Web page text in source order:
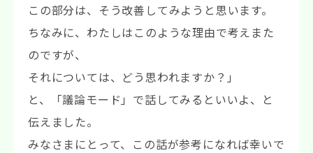
この部分は、そう改善してみようと思います。
ちなみに、わたしはこのような理由で考えまた
のですが、
それについては、どう思われますか？」
と、「議論モード」で話してみるといいよ、と
伝えました。
みなさまにとって、この話が参考になれば幸いで